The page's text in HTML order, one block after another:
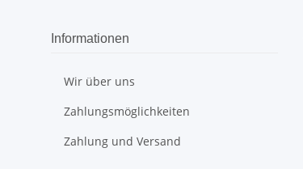
Informationen
Wir über uns
Zahlungsmöglichkeiten
Zahlung und Versand